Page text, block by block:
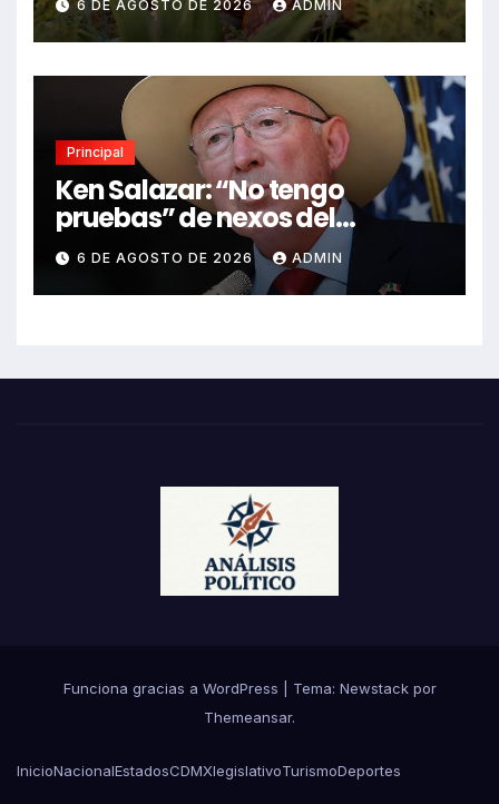
CDMX y en línea
6 DE AGOSTO DE 2026 ADMIN
Principal
Ken Salazar: “No tengo
pruebas” de nexos del
Gobierno de México con el
narco
6 DE AGOSTO DE 2026 ADMIN
Funciona gracias a WordPress Tema: Newstackpor
Themeansar.
InicioNacionalEstadosCDMXlegislativoTurismoDeportes